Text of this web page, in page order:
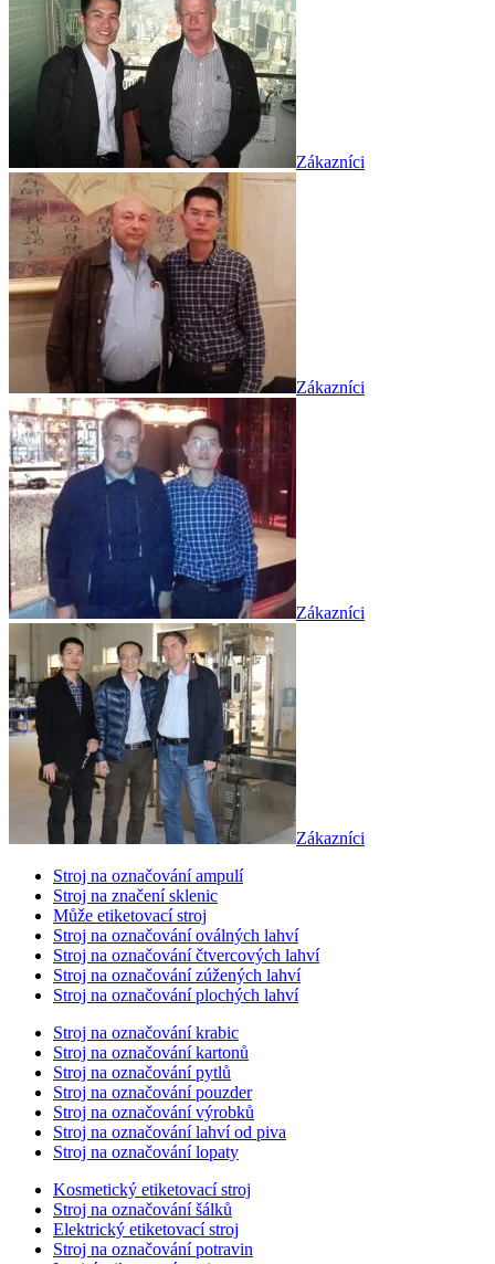
Zákazníci
Zákazníci
Zákazníci
Zákazníci
Stroj na označování ampulí
Stroj na značení sklenic
Může etiketovací stroj
Stroj na označování oválných lahví
Stroj na označování čtvercových lahví
Stroj na označování zúžených lahví
Stroj na označování plochých lahví
Stroj na označování krabic
Stroj na označování kartonů
Stroj na označování pytlů
Stroj na označování pouzder
Stroj na označování výrobků
Stroj na označování lahví od piva
Stroj na označování lopaty
Kosmetický etiketovací stroj
Stroj na označování šálků
Elektrický etiketovací stroj
Stroj na označování potravin